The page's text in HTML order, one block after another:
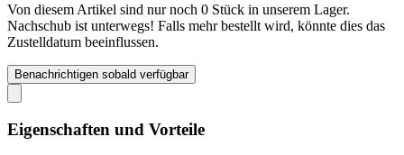
Von diesem Artikel sind nur noch 0 Stück in unserem Lager.
Nachschub ist unterwegs! Falls mehr bestellt wird, könnte dies das
Zustelldatum beeinflussen.
Benachrichtigen sobald verfügbar
Eigenschaften und Vorteile